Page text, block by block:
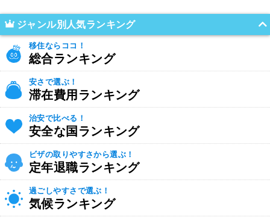
ジャンル別人気ランキング
移住ならココ！
総合ランキング
安さで選ぶ！
滞在費用ランキング
治安で比べる！
安全な国ランキング
ビザの取りやすさから選ぶ！
定年退職ランキング
過ごしやすさで選ぶ！
気候ランキング